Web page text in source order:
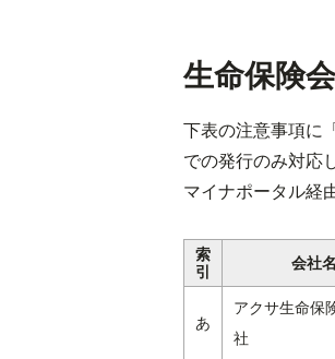
生命保険
下表の注意事項に
での発行のみ対応
マイナポータル経
索
引
会社名
あ
アクサ生命保
社